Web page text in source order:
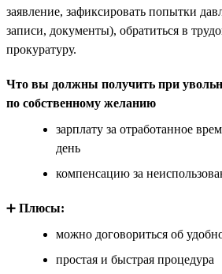
заявление, зафиксировать попытки
записи, документы), обратиться в
прокуратуру.
Что вы должны получить при
по собственному желанию
зарплату за отработанное
день
компенсацию за
➕ Плюсы:
можно договориться об
простая и быстрая процедура